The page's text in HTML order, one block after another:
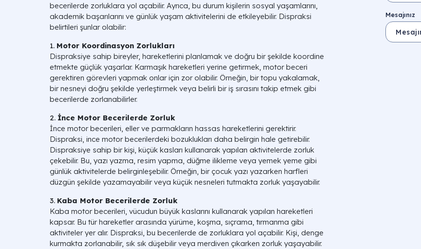
becerilerde zorluklara yol açabilir. Ayrıca, bu durum kişilerin sosyal yaşamlarını,
akademik başarılarını ve günlük yaşam aktivitelerini de etkileyebilir. Dispraksi
belirtileri şunlar olabilir:
1. Motor Koordinasyon Zorlukları
Dispraksiye sahip bireyler, hareketlerini planlamak ve doğru bir şekilde koordine
etmekte güçlük yaşarlar. Karmaşık hareketleri yerine getirmek, motor beceri
gerektiren görevleri yapmak onlar için zor olabilir. Örneğin, bir topu yakalamak,
bir nesneyi doğru şekilde yerleştirmek veya belirli bir iş sırasını takip etmek gibi
becerilerde zorlanabilirler.
2. İnce Motor Becerilerde Zorluk
İnce motor becerileri, eller ve parmakların hassas hareketlerini gerektirir.
Dispraksi, ince motor becerilerdeki bozuklukları daha belirgin hale getirebilir.
Dispraksiye sahip bir kişi, küçük kasları kullanarak yapılan aktivitelerde zorluk
çekebilir. Bu, yazı yazma, resim yapma, düğme ilikleme veya yemek yeme gibi
günlük aktivitelerde belirginleşebilir. Örneğin, bir çocuk yazı yazarken harfleri
düzgün şekilde yazamayabilir veya küçük nesneleri tutmakta zorluk yaşayabilir.
3. Kaba Motor Becerilerde Zorluk
Kaba motor becerileri, vücudun büyük kaslarını kullanarak yapılan hareketleri
kapsar. Bu tür hareketler arasında yürüme, koşma, sıçrama, tırmanma gibi
aktiviteler yer alır. Dispraksi, bu becerilerde de zorluklara yol açabilir. Kişi, denge
kurmakta zorlanabilir, sık sık düşebilir veya merdiven çıkarken zorluk yaşayabilir.
Mesajınız